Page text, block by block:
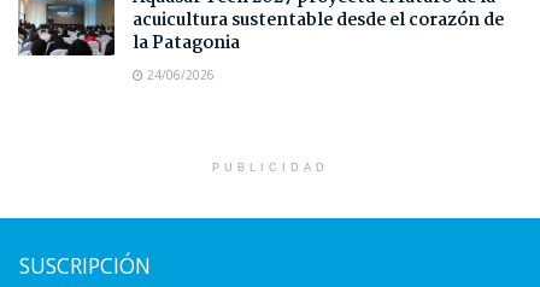
acuicultura sustentable desde el corazón de
la Patagonia
24/06/2026
PUBLICIDAD
SUSCRIPCIÓN